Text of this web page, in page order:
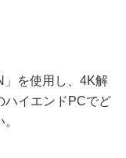
を使用し、4K解
ハイエンドPCでど